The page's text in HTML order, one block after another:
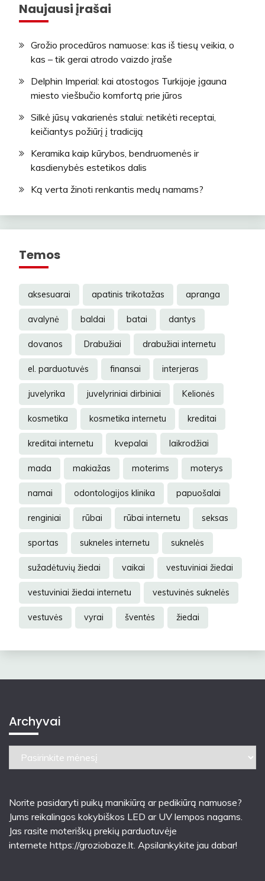
Naujausi įrašai
Grožio procedūros namuose: kas iš tiesų veikia, o
kas – tik gerai atrodo vaizdo įraše
Delphin Imperial: kai atostogos Turkijoje įgauna
miesto viešbučio komfortą prie jūros
Silkė jūsų vakarienės stalui: netikėti receptai,
keičiantys požiūrį į tradiciją
Keramika kaip kūrybos, bendruomenės ir
kasdienybės estetikos dalis
Ką verta žinoti renkantis medų namams?
Temos
aksesuarai apatinis trikotažas apranga
avalynė baldai batai dantys
dovanos Drabužiai drabužiai internetu
el. parduotuvės finansai interjeras
juvelyrika juvelyriniai dirbiniai Kelionės
kosmetika kosmetika internetu kreditai
kreditai internetu kvepalai laikrodžiai
mada makiažas moterims moterys
namai odontologijos klinika papuošalai
renginiai rūbai rūbai internetu seksas
sportas sukneles internetu suknelės
sužadėtuvių žiedai vaikai vestuviniai žiedai
vestuviniai žiedai internetu vestuvinės suknelės
vestuvės vyrai šventės žiedai
Archyvai
Archyvai
Norite pasidaryti puikų manikiūrą ar pedikiūrą namuose?
Jums reikalingos kokybiškos LED ar UV lempos nagams.
Jas rasite moteriškų prekių parduotuvėje
internete https://groziobaze.lt. Apsilankykite jau dabar!